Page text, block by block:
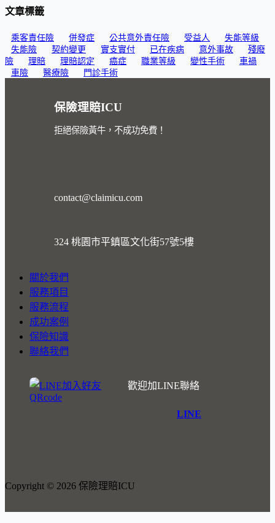
文章標籤
乘客責任險 併發症 公共意外責任險 受益人
失能等級
失能險
契約變更 實支實付 已在疾病 意外事故
殘廢
險
理賠 理賠認定 癌症 職業等級 變性手術
車禍
車險
醫療險 門診手術
保險理賠ICU
拒絕保險黃牛，不成功免費！
contact@claimicu.com
324 桃園市平鎮區文化街57號5樓
關於我們
服務項目
服務流程
成功案例
保險知識
聯絡我們
歡迎加LINE聯絡
LINE
Copyright © 2026 保險理賠ICU